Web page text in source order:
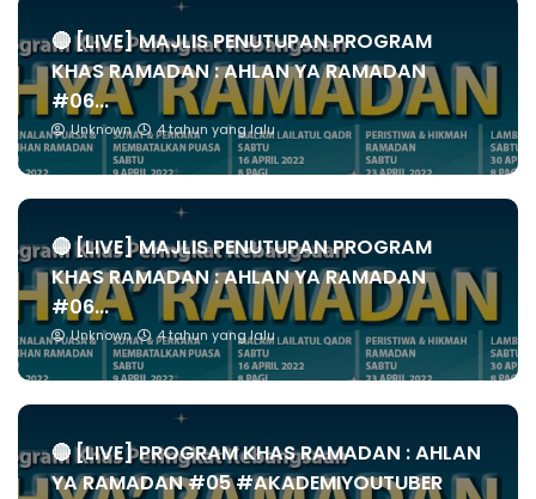
🔴 [LIVE] MAJLIS PENUTUPAN PROGRAM
KHAS RAMADAN : AHLAN YA RAMADAN
#06...
Unknown 4 tahun yang lalu
🔴 [LIVE] MAJLIS PENUTUPAN PROGRAM
KHAS RAMADAN : AHLAN YA RAMADAN
#06...
Unknown 4 tahun yang lalu
🔴 [LIVE] PROGRAM KHAS RAMADAN : AHLAN
YA RAMADAN #05 #AKADEMIYOUTUBER